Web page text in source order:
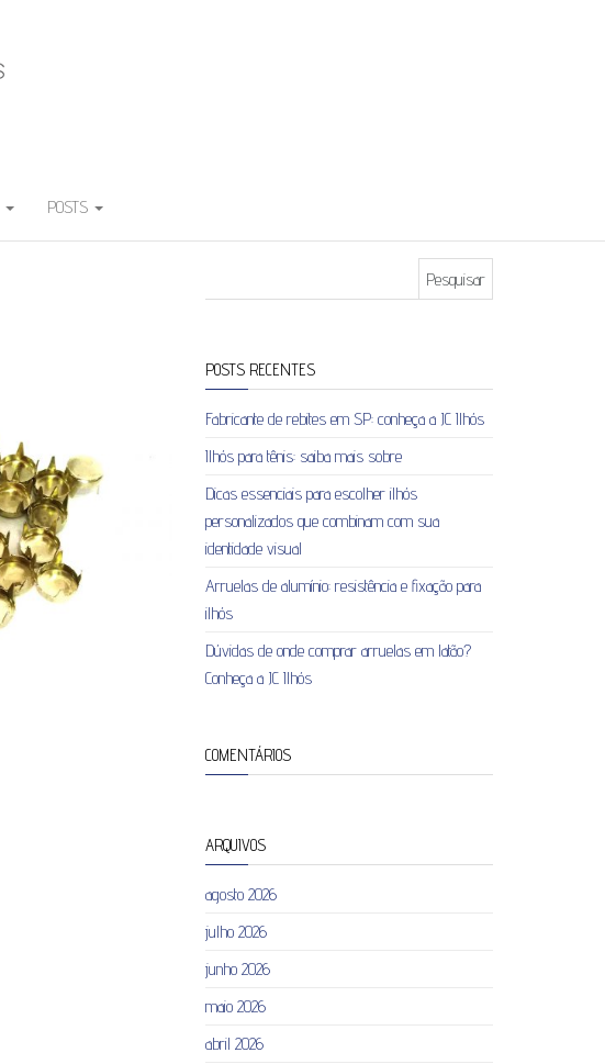
POSTS
POSTS RECENTES
Fabricante de rebites em SP: conheça a JC Ilhós
Ilhós para tênis: saiba mais sobre
Dicas essenciais para escolher ilhós
personalizados que combinam com sua
identidade visual
Arruelas de alumínio: resistência e fixação para
ilhós
Dúvidas de onde comprar arruelas em latão?
Conheça a JC Ilhós
COMENTÁRIOS
ARQUIVOS
agosto 2026
julho 2026
junho 2026
maio 2026
abril 2026